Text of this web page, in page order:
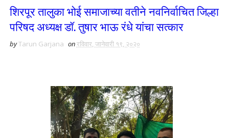
शिरपूर तालुका भोई समाजाच्या वतीने नवनिर्वाचित जिल्हा
परिषद अध्यक्ष डॉ. तुषार भाऊ रंधे यांचा सत्कार
byTarun Garjana onरविवार, जानेवारी १९, २०२०